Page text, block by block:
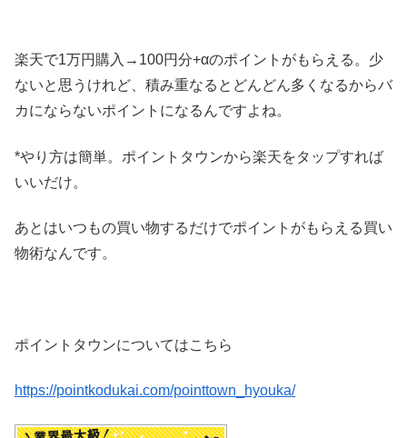
楽天で1万円購入→100円分+αのポイントがもらえる。少
ないと思うけれど、積み重なるとどんどん多くなるからバ
カにならないポイントになるんですよね。
*やり方は簡単。ポイントタウンから楽天をタップすれば
いいだけ。
あとはいつもの買い物するだけでポイントがもらえる買い
物術なんです。
ポイントタウンについてはこちら
https://pointkodukai.com/pointtown_hyouka/